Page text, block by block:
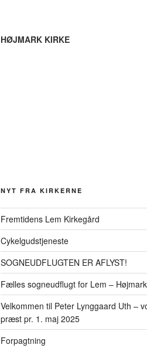
HØJMARK KIRKE
NYT FRA KIRKERNE
Fremtidens Lem Kirkegård
Cykelgudstjeneste
SOGNEUDFLUGTEN ER AFLYST!
Fælles sogneudflugt for Lem –
Velkommen til Peter Lynggaard Uth –
præst pr. 1. maj 2025
Forpagtning